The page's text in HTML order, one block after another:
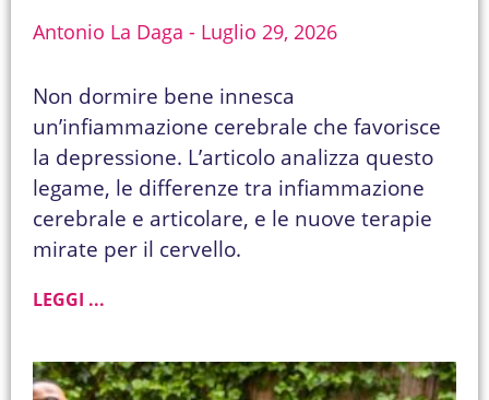
Antonio La Daga Luglio 29, 2026
Non dormire bene innesca
un’infiammazione cerebrale che favorisce
la depressione. L’articolo analizza questo
legame, le differenze tra infiammazione
cerebrale e articolare, e le nuove terapie
mirate per il cervello.
LEGGI ...